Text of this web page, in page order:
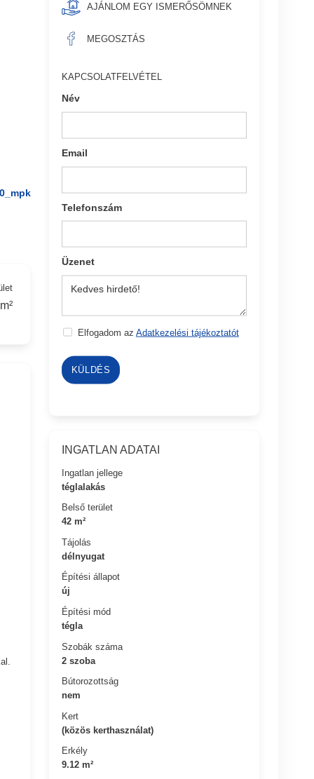
AJÁNLOM EGY ISMERŐSÖMNEK
MEGOSZTÁS
KAPCSOLATFELVÉTEL
Név
Email
Telefonszám
Üzenet
Elfogadom az Adatkezelési tájékoztatót
KÜLDÉS
INGATLAN ADATAI
Ingatlan jellege
téglalakás
Belső terület
42 m²
Tájolás
délnyugat
Építési állapot
új
Építési mód
tégla
Szobák száma
2 szoba
Bútorozottság
nem
Kert
(közös kerthasználat)
Erkély
9.12 m²